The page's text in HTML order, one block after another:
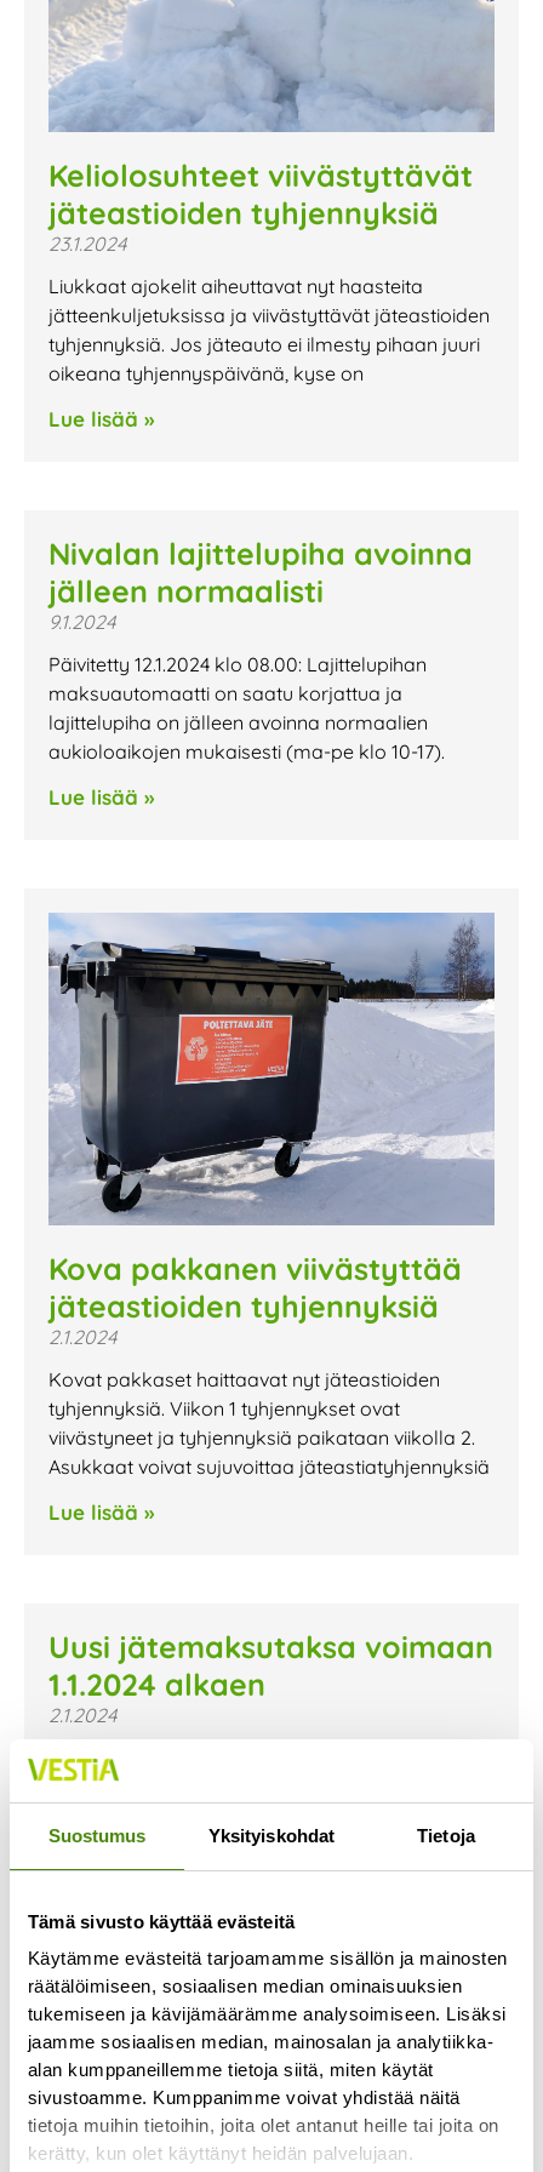
Suostumus Yksityiskohdat Tietoja
Tämä sivusto käyttää evästeitä
Käytämme evästeitä tarjoamamme sisällön ja mainosten
räätälöimiseen, sosiaalisen median ominaisuuksien
tukemiseen ja kävijämäärämme analysoimiseen. Lisäksi
jaamme sosiaalisen median, mainosalan ja analytiikka-
alan kumppaneillemme tietoja siitä, miten käytät
sivustoamme. Kumppanimme voivat yhdistää näitä
tietoja muihin tietoihin, joita olet antanut heille tai joita on
kerätty, kun olet käyttänyt heidän palvelujaan.
Keliolosuhteet viivästyttävät
jäteastioiden tyhjennyksiä
23.1.2024
Liukkaat ajokelit aiheuttavat nyt haasteita
jätteenkuljetuksissa ja viivästyttävät jäteastioiden
tyhjennyksiä. Jos jäteauto ei ilmesty pihaan juuri
oikeana tyhjennyspäivänä, kyse on
Lue lisää »
Nivalan lajittelupiha avoinna
jälleen normaalisti
9.1.2024
Päivitetty 12.1.2024 klo 08.00: Lajittelupihan
maksuautomaatti on saatu korjattua ja
lajittelupiha on jälleen avoinna normaalien
aukioloaikojen mukaisesti (ma-pe klo 10-17).
Lue lisää »
Kova pakkanen viivästyttää
jäteastioiden tyhjennyksiä
2.1.2024
Kovat pakkaset haittaavat nyt jäteastioiden
tyhjennyksiä. Viikon 1 tyhjennykset ovat
viivästyneet ja tyhjennyksiä paikataan viikolla 2.
Asukkaat voivat sujuvoittaa jäteastiatyhjennyksiä
Lue lisää »
Uusi jätemaksutaksa voimaan
1.1.2024 alkaen
2.1.2024
Uusi jätemaksutaksa on astunut voimaan 1.1.2024.
Uusi taksa ja sen mukaiset hinnat on nyt päivitetty